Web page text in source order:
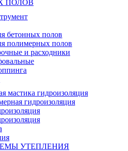
ПОЛОВ
бетонных полов
полимерных полов
и расходники
мастика гидроизоляция
гидроизоляция
УТЕПЛЕНИЯ